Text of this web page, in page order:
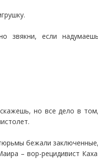
звякни, если
но все дело в
бежали
– вор-рецидивист